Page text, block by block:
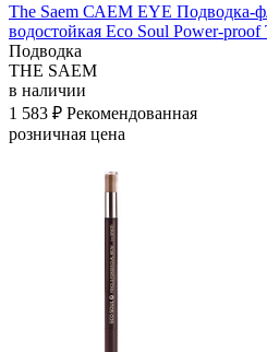
The Saem САЕМ EYE Подводка-
водостойкая Eco Soul Power-
Подводка
THE SAEM
в наличии
1 583 ₽ Рекомендованная
розничная цена